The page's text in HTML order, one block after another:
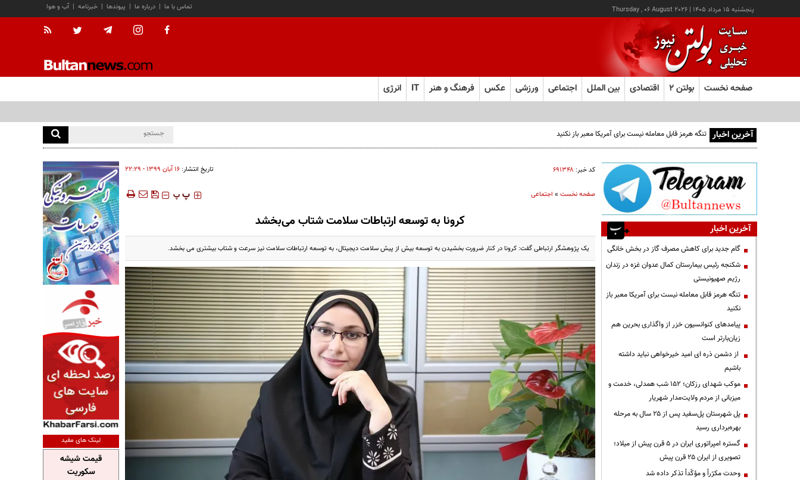
پنجشنبه ۱۵ مرداد ۱۴۰۵ |
Thursday , 06 August 2026 آب و هوا | خبرنامه | پیوندها | درباره ما | تماس با ما
صفحه نخست بولتن ۲ اقتصادی بین الملل اجتماعی ورزشی عکس فرهنگ و هنر IT انرژی
آخرین اخبار تنگه هرمز قابل معامله نیست برای آمریکا معبر باز نکنید
کد خبر: ۶۹۱۳۴۸ تاریخ انتشار: ۱۶ آبان ۱۳۹۹ - ۲۲:۲۹
صفحه نخست» اجتماعی ‍‍‍ پ پ
کرونا به توسعه ارتباطات سلامت شتاب می‌بخشد
یک پژوهشگر ارتباطی گفت: کرونا در کنار ضرورت بخشیدن به توسعه بیش از پیش سلامت دیجیتال، به توسعه ارتباطات سلامت نیز سرعت و شتاب بیشتری می بخشد.
آخرین اخبار
گام جدید برای کاهش مصرف گاز در بخش خانگی
شکنجه رئیس بیمارستان کمال عدوان غزه در زندان
رژیم صهیونیستی
تنگه هرمز قابل معامله نیست برای آمریکا معبر باز
نکنید
پیامدهای کنوانسیون خزر از واگذاری بحرین هم
زیان‌بارتر است
از دشمن ذره ای امید خیرخواهی نباید داشته
باشیم
موکب شهدای رزکان؛ ۱۵۲ شب همدلی، خدمت و
میزبانی از مردم ولایت‌مدار شهریار
پل شهرستان پل‌سفید پس از ۲۵ سال به مرحله
بهره‌برداری رسید
گستره امپراتوری ایران در ۵ قرن پیش از میلاد؛
تصویری از ایران ۲۵ قرن پیش
وحدت مکرّراً و مؤکّداً تذکر داده شد
لینک های مفید
قیمت شیشه
سکوریت